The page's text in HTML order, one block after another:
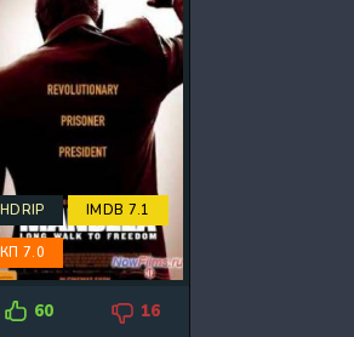
HDRIP IMDB 7.1
КП 7.0
60 16